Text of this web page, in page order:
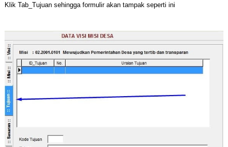
Klik Tab_Tujuan sehingga formulir akan tampak seperti ini